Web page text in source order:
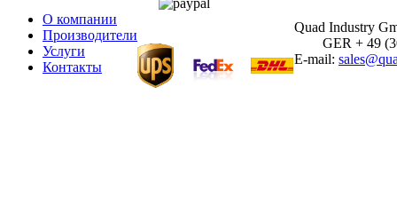
О компании
Производители
Услуги
Контакты
Quad Industry
GER + 49
E-mail: